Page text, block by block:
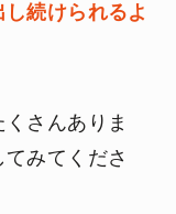
続けられるよ
さんありま
みてくださ